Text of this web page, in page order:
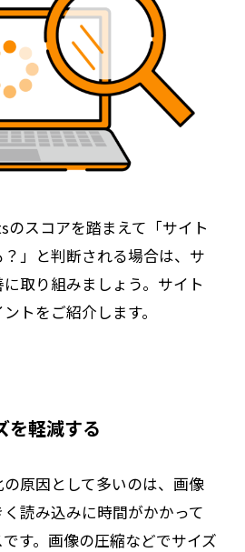
スコアを踏まえて「サイト
」と判断される場合は、サ
取り組みましょう。サイト
トをご紹介します。
を軽減する
原因として多いのは、画像
読み込みに時間がかかって
す。画像の圧縮などでサイズ